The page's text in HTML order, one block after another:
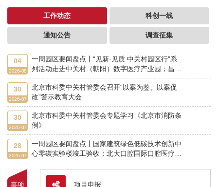
工作动态 科创一线
通知公告 调查征集
04
2026-08
一周园区要闻盘点丨“见新·见质 中关村园区行”系
列活动走进中关村（朝阳）数字医疗产业园；昌平
区与华北电力大学签署高质量发展战略合作协议
30
2026-07
北京市科委中关村管委会召开“以案为鉴、以案促
改”警示教育大会
30
2026-07
北京市科委中关村管委会专题学习《北京市消防条
例》
28
2026-07
一周园区要闻盘点丨国家建筑绿色低碳技术创新中
心零碳实验楼竣工验收；北大口腔国际口腔医疗器
事项
项目申报